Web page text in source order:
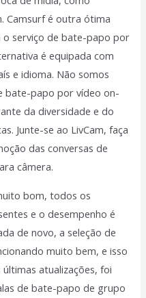
Camsurf é outra ótima
serviço de bate-papo por
é equipada com
e idioma. Não somos
bate-papo por vídeo on-
da diversidade e do
Junte-se ao LivCam, faça
das conversas de
câmera.
bom, todos os
e o desempenho é
de novo, a seleção de
muito bem, e isso
atualizações, foi
de bate-papo de grupo